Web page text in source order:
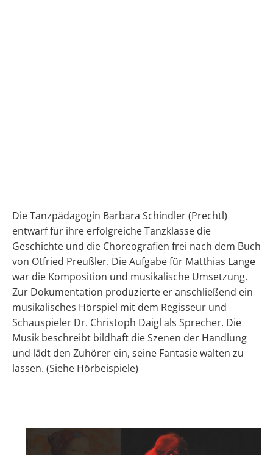
Die Tanzpädagogin Barbara Schindler (Prechtl)
entwarf für ihre erfolgreiche Tanzklasse die
Geschichte und die Choreografien frei nach dem Buch
von Otfried Preußler. Die Aufgabe für Matthias Lange
war die Komposition und musikalische Umsetzung.
Zur Dokumentation produzierte er anschließend ein
musikalisches Hörspiel mit dem Regisseur und
Schauspieler Dr. Christoph Daigl als Sprecher. Die
Musik beschreibt bildhaft die Szenen der Handlung
und lädt den Zuhörer ein, seine Fantasie walten zu
lassen. (Siehe Hörbeispiele)